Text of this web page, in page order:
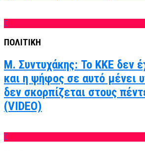
ΠΟΛΙΤΙΚΗ
Μ. Συντυχάκης: Το ΚΚΕ δεν
και η ψήφος σε αυτό μένει
δεν σκορπίζεται στους
(VIDEO)